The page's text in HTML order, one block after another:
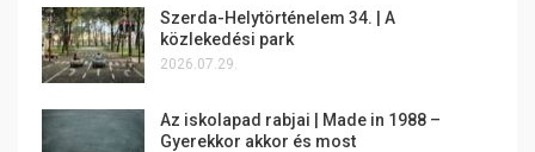
Szerda-Helytörténelem 34. | A
közlekedési park
2026.07.29.
Az iskolapad rabjai | Made in 1988 –
Gyerekkor akkor és most